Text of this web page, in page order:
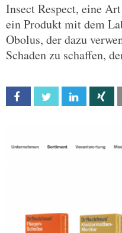
Insect Respect, eine
ein Produkt mit dem
Obolus, der dazu
Schaden zu schaffen,
Facebook Twitter Linkedin